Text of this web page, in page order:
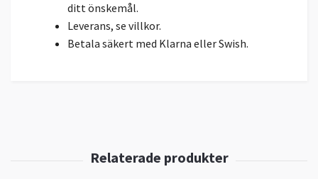
ditt önskemål.
Leverans, se villkor.
Betala säkert med Klarna eller Swish.